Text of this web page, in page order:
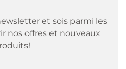
et sois parmi les
nos offres et nouveaux